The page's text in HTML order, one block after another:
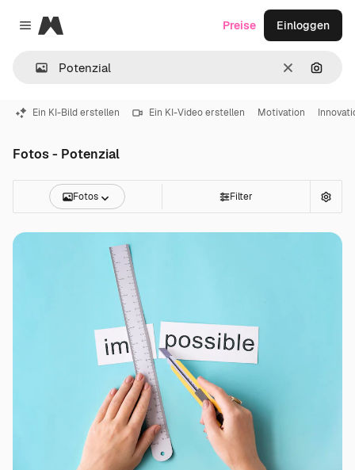
Close menu
Magnific
LöschenNach
Preise Einloggen
Ein KI-Bild erstellen Ein KI-Video erstellen Motivation
Fotos - Potenzial
Fotos Filter